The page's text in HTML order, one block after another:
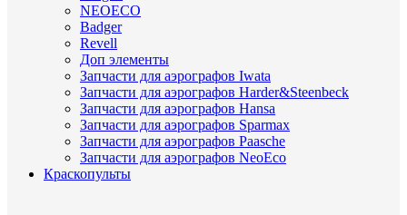
NEOECO
Badger
Revell
Доп элементы
Запчасти для аэрографов Iwata
Запчасти для аэрографов Harder&Steenbeck
Запчасти для аэрографов Hansa
Запчасти для аэрографов Sparmax
Запчасти для аэрографов Paasche
Запчасти для аэрографов NeoEco
Краскопульты